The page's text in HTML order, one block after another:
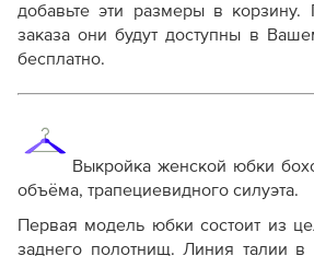
Инструкция-юбка-бохо-4-в-1-
Дополнительные файлы:
Справочник - виды швов
Терминология ВТО
Дополнение к технологии
Как распечатывать выкройки
добавьте эти размеры в
заказа они будут доступны в
бесплатно.
Выкройка женской юбки
объёма, трапециевидного силуэта.
Первая модель юбки состоит из
заднего полотнищ. Линия талии в